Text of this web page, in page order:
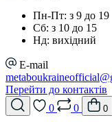
Пн-Пт: з 9 до 19
Сб: з 10 до 15
Нд: вихідний
E-mail
Перейти до контактів
0
0 0